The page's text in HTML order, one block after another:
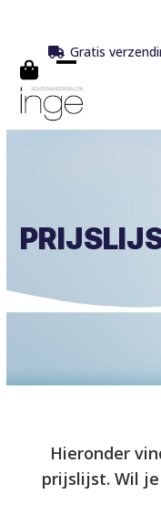
content
Gratis
Open
mobile
Close
mobile
Hieronder
prijslijst. Wil